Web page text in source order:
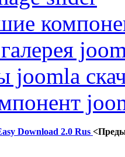
joomla
Download 2.0 Rus